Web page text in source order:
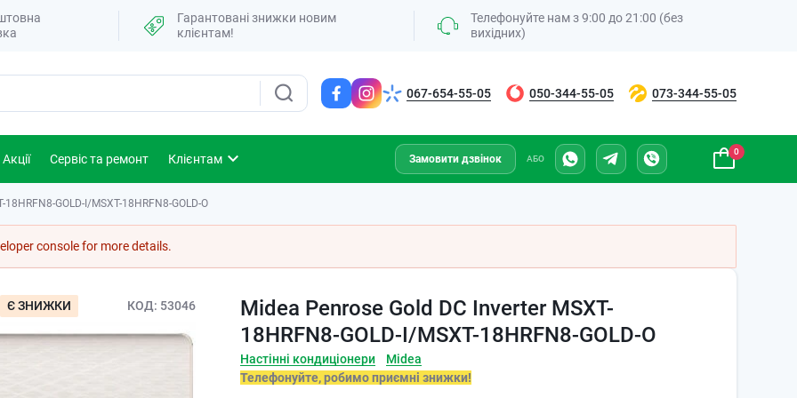
Гарантовані знижки новим
клієнтам!
Телефонуйте нам з 9:00 до 21:00 (без
вихідних)
067-654-55-05 050-344-55-05 073-344-55-05
Акції Сервіс та ремонт Клієнтам Замовити дзвінок АБО
0
GOLD-I/MSXT-18HRFN8-GOLD-O
console for more details.
Є ЗНИЖКИ КОД 53046
Midea Penrose Gold DC Inverter MSXT-
18HRFN8-GOLD-I/MSXT-18HRFN8-GOLD-O
Настінні кондиціонери
Midea
Телефонуйте, робимо приємні знижки!